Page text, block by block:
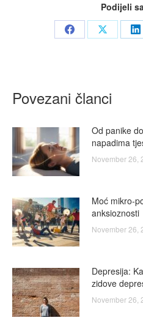
Podijeli
Share Share
Povezani članci
Od panike
napadima
November 26,
Moć mikro-
anksioznosti
November 26,
Depresija:
zidove
November 26,